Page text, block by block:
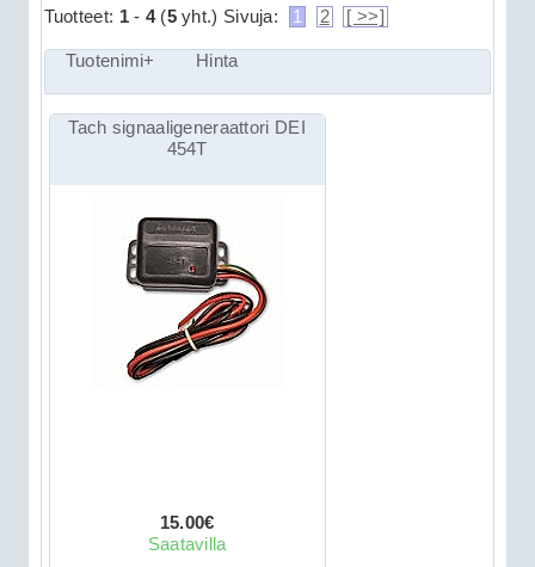
Tuotteet: 1- 4(5yht.) Sivuja: 1 2 [ >>]
Tuotenimi+ Hinta
Tach signaaligeneraattori DEI
454T
15.00€
Saatavilla